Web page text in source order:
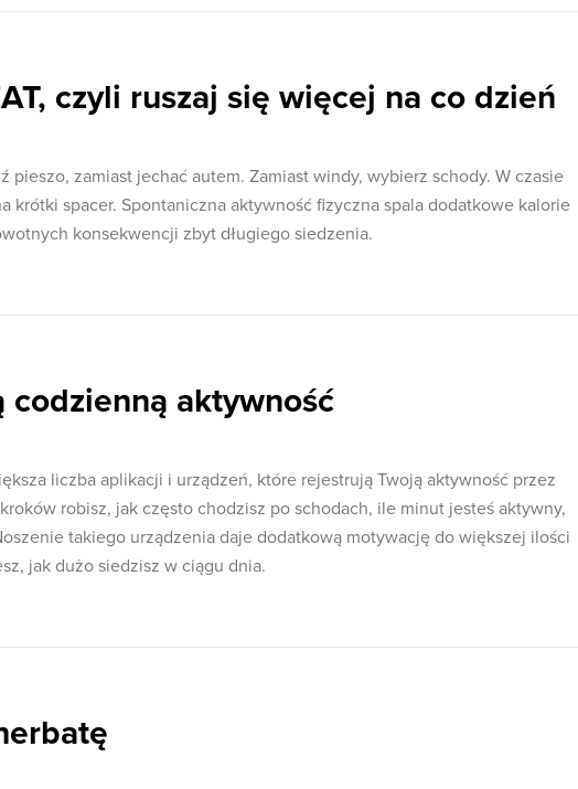
czyli ruszaj się więcej na co dzień
pieszo, zamiast jechać autem. Zamiast windy, wybierz schody. W czasie
krótki spacer. Spontaniczna aktywność fizyczna spala dodatkowe kalorie
konsekwencji zbyt długiego siedzenia.
codzienną aktywność
liczba aplikacji i urządzeń, które rejestrują Twoją aktywność przez
robisz, jak często chodzisz po schodach, ile minut jesteś aktywny,
takiego urządzenia daje dodatkową motywację do większej ilości
jak dużo siedzisz w ciągu dnia.